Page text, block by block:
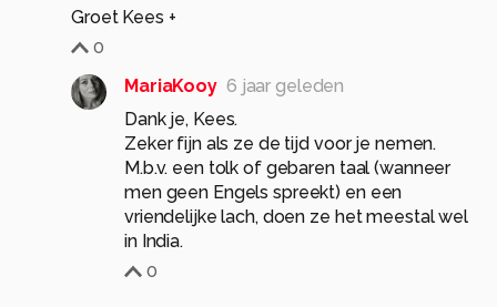
Groet Kees +
0
MariaKooy 6 jaar geleden
Dank je, Kees.
Zeker fijn als ze de tijd voor je nemen.
M.b.v. een tolk of gebaren taal (wanneer
men geen Engels spreekt) en een
vriendelijke lach, doen ze het meestal wel
in India.
0